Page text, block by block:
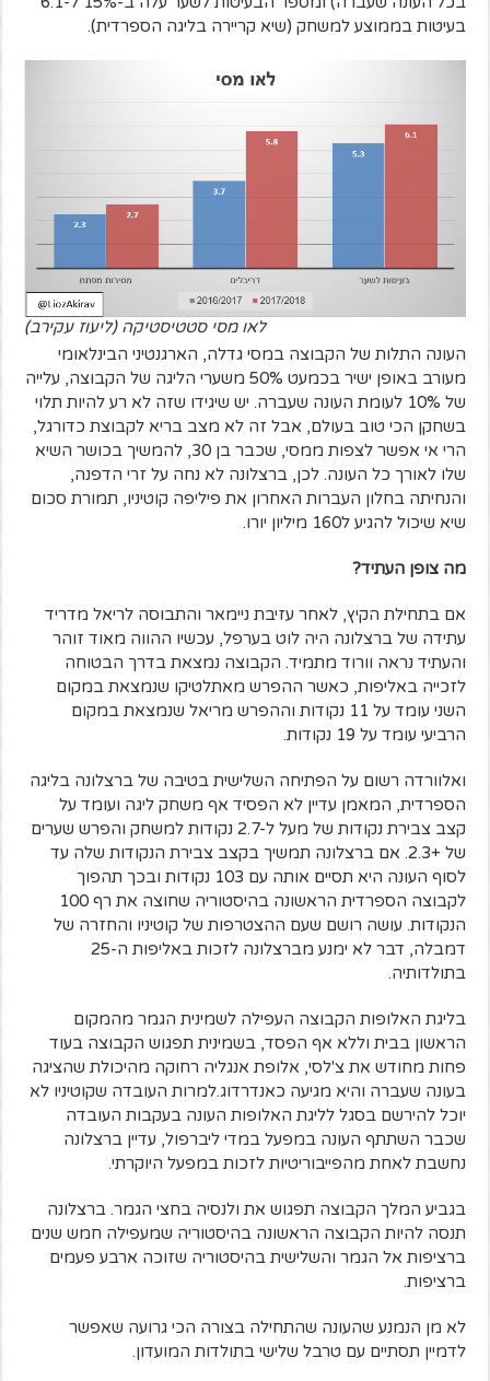
בעיטות בממוצע למשחק (שיא קריירה בליגה הספרדית).
לאו מסי סטטיסטיקה (ליעוז עקירב)
העונה התלות של הקבוצה במסי גדלה, הארגנטיני הבינלאומי
מעורב באופן ישיר בכמעט 50% משערי הליגה של הקבוצה, עלייה
של 10% לעומת העונה שעברה. יש שיגידו שזה לא רע להיות תלוי
בשחקן הכי טוב בעולם, אבל זה לא מצב בריא לקבוצת כדורגל,
הרי אי אפשר לצפות ממסי, שכבר בן 30, להמשיך בכושר השיא
שלו לאורך כל העונה. לכן, ברצלונה לא נחה על זרי הדפנה,
והנחיתה בחלון העברות האחרון את פיליפה קוטיניו, תמורת סכום
שיא שיכול להגיע ל160 מיליון יורו.
מה צופן העתיד?
אם בתחילת הקיץ, לאחר עזיבת ניימאר והתבוסה לריאל מדריד
עתידה של ברצלונה היה לוט בערפל, עכשיו ההווה מאוד זוהר
והעתיד נראה וורוד מתמיד. הקבוצה נמצאת בדרך הבטוחה
לזכייה באליפות, כאשר ההפרש מאתלטיקו שנמצאת במקום
השני עומד על 11 נקודות וההפרש מריאל שנמצאת במקום
הרביעי עומד על 19 נקודות.
ואלוורדה רשום על הפתיחה השלישית בטיבה של ברצלונה בליגה
הספרדית, המאמן עדיין לא הפסיד אף משחק ליגה ועומד על
קצב צבירת נקודות של מעל ל-2.7 נקודות למשחק והפרש שערים
של +2.3. אם ברצלונה תמשיך בקצב צבירת הנקודות שלה עד
לסוף העונה היא תסיים אותה עם 103 נקודות ובכך תהפוך
לקבוצה הספרדית הראשונה בהיסטוריה שחוצה את רף 100
הנקודות. עושה רושם שעם ההצטרפות של קוטיניו והחזרה של
דמבלה, דבר לא ימנע מברצלונה לזכות באליפות ה-25
בתולדותיה.
בליגת האלופות הקבוצה העפילה לשמינית הגמר מהמקום
הראשון בבית וללא אף הפסד, בשמינית תפגוש הקבוצה בעוד
פחות מחודש את צ'לסי, אלופת אנגליה רחוקה מהיכולת שהציגה
בעונה שעברה והיא מגיעה כאנדרדוג.למרות העובדה שקוטיניו לא
יוכל להירשם בסגל לליגת האלופות העונה בעקבות העובדה
שכבר השתתף העונה במפעל במדי ליברפול, עדיין ברצלונה
נחשבת לאחת מהפייבוריטיות לזכות במפעל היוקרתי.
בגביע המלך הקבוצה תפגוש את ולנסיה בחצי הגמר. ברצלונה
תנסה להיות הקבוצה הראשונה בהיסטוריה שמעפילה חמש שנים
ברציפות אל הגמר והשלישית בהיסטוריה שזוכה ארבע פעמים
ברציפות.
לא מן הנמנע שהעונה שהתחילה בצורה הכי גרועה שאפשר
לדמיין תסתיים עם טרבל שלישי בתולדות המועדון.